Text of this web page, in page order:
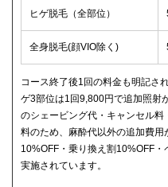
ヒゲ脱毛（全部位）
全身脱毛(顔VIO除く)
コース終了後1回の料金も明記さ
ゲ3部位は1回9,800円で追加照射
のシェービング代・キャンセル
料のため、麻酔代以外の追加費
10%OFF・乗り換え割10%OFF
実施されています。